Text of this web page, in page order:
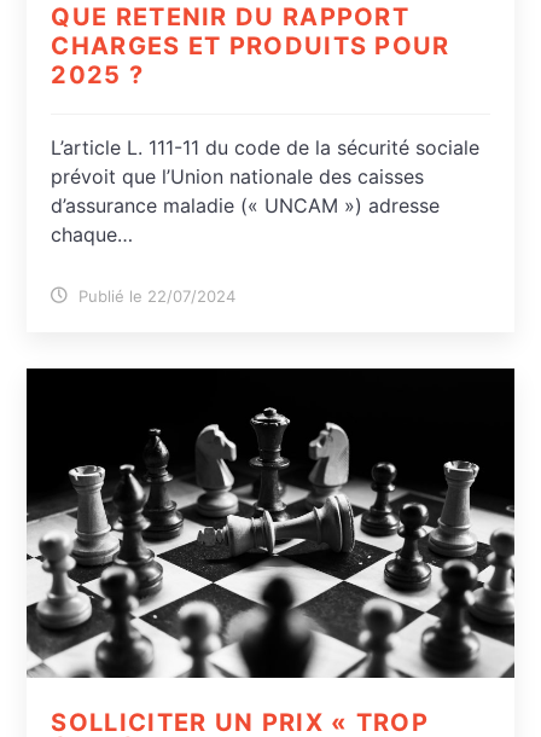
QUE RETENIR DU RAPPORT
CHARGES ET PRODUITS POUR
2025 ?
L’article L. 111-11 du code de la sécurité sociale
prévoit que l’Union nationale des caisses
d’assurance maladie (« UNCAM ») adresse
chaque…
Publié le 22/07/2024
SOLLICITER UN PRIX « TROP